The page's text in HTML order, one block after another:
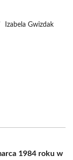
Izabela Gwizdak
1984 roku w